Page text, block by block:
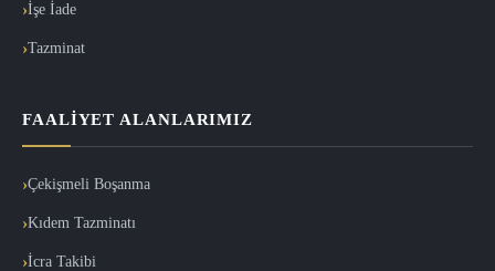
İşe İade
Tazminat
FAALIYET ALANLARIMIZ
Çekişmeli Boşanma
Kıdem Tazminatı
İcra Takibi